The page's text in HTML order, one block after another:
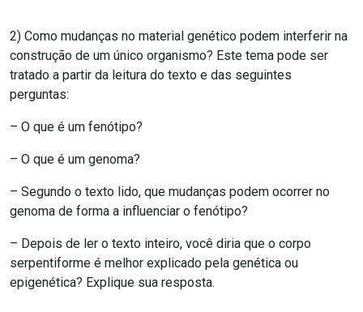
2) Como mudanças no material genético podem interferir na
construção de um único organismo? Este tema pode ser
tratado a partir da leitura do texto e das seguintes
perguntas:
– O que é um fenótipo?
– O que é um genoma?
– Segundo o texto lido, que mudanças podem ocorrer no
genoma de forma a influenciar o fenótipo?
– Depois de ler o texto inteiro, você diria que o corpo
serpentiforme é melhor explicado pela genética ou
epigenética? Explique sua resposta.